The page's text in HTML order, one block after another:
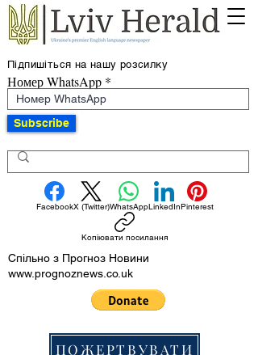
Підпишіться на нашу розсилку
Номер WhatsApp
Subscribe
FacebookX (Twitter)WhatsAppLinkedInPinterest
Копіювати посилання
Спільно з Прогноз Новини
www.prognoznews.co.uk
ПОЖЕРТВУВАТИ